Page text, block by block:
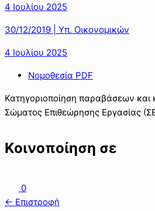
4 Ιουλίου 2025
30/12/2019 | Υπ. Οικονομικών
4 Ιουλίου 2025
Νομοθεσία PDF
Κατηγοριοποίηση παραβάσεων
Σώματος Επιθεώρησης Εργασίας
Κοινοποίηση σε
0
← Επιστροφή